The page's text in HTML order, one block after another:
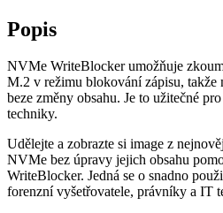
Popis
NVMe WriteBlocker umožňuje
M.2 v režimu blokování zápisu, takže
beze změny obsahu. Je to užitečné
techniky.
Udělejte a zobrazte si image z
NVMe bez úpravy jejich obsahu
WriteBlocker. Jedná se o snadno
forenzní vyšetřovatele, právníky a IT